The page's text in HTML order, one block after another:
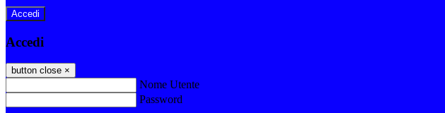
Accedi
Accedi
button close ×
Nome Utente
Password